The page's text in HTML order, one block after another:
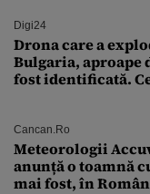
Digi24
Drona care a
Bulgaria, aproape
fost identificată.
Cancan.ro
Meteorologii
anunță o toamnă
mai fost, în